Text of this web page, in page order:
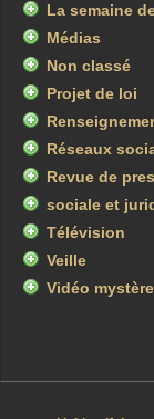
La semaine
Médias
Non classé
Projet de loi
Réseaux
Revue de
sociale et
Télévision
Veille
Vidéo mystère